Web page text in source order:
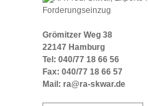
Grömitzer Weg 38
22147 Hamburg
Tel: 040/77 18 66 56
Fax: 040/77 18 66 57
Mail: ra@ra-skwar.de